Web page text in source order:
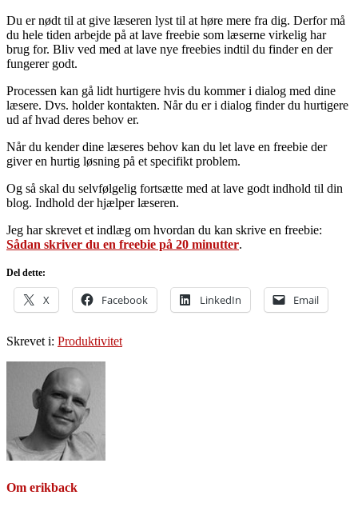
Du er nødt til at give læseren lyst til at høre mere fra dig. Derfor må
du hele tiden arbejde på at lave freebie som læserne virkelig har
brug for. Bliv ved med at lave nye freebies indtil du finder en der
fungerer godt.
Processen kan gå lidt hurtigere hvis du kommer i dialog med dine
læsere. Dvs. holder kontakten. Når du er i dialog finder du hurtigere
ud af hvad deres behov er.
Når du kender dine læseres behov kan du let lave en freebie der
giver en hurtig løsning på et specifikt problem.
Og så skal du selvfølgelig fortsætte med at lave godt indhold til din
blog. Indhold der hjælper læseren.
Jeg har skrevet et indlæg om hvordan du kan skrive en freebie:
Sådan skriver du en freebie på 20 minutter.
Del dette:
X Facebook LinkedIn Email
Skrevet i: Produktivitet
Om erikback